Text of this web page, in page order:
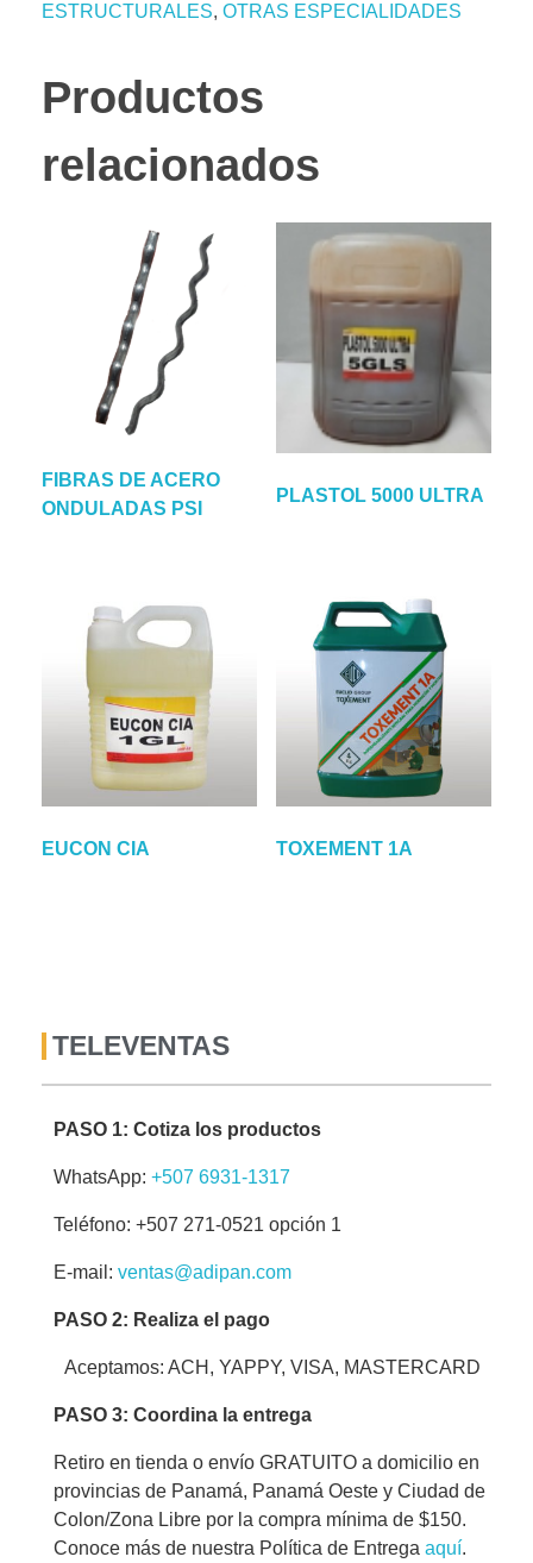
ESTRUCTURALES, OTRAS ESPECIALIDADES
Productos
relacionados
FIBRAS DE ACERO
ONDULADAS PSI
PLASTOL 5000 ULTRA
EUCON CIA TOXEMENT 1A
TELEVENTAS
PASO 1: Cotiza los productos
WhatsApp: +507 6931-1317
Teléfono: +507 271-0521 opción 1
E-mail: ventas@adipan.com
PASO 2: Realiza el pago
Aceptamos: ACH, YAPPY, VISA, MASTERCARD
PASO 3: Coordina la entrega
Retiro en tienda o envío GRATUITO a domicilio en
provincias de Panamá, Panamá Oeste y Ciudad de
Colon/Zona Libre por la compra mínima de $150.
Conoce más de nuestra Política de Entrega aquí.